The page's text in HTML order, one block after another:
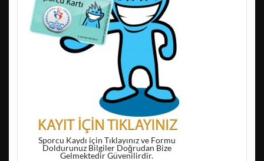
Sporcu Kaydı için Tıklayınız ve Formu
Doldurunuz Bilgiler Doğrudan Bize
Gelmektedir Güvenilirdir.